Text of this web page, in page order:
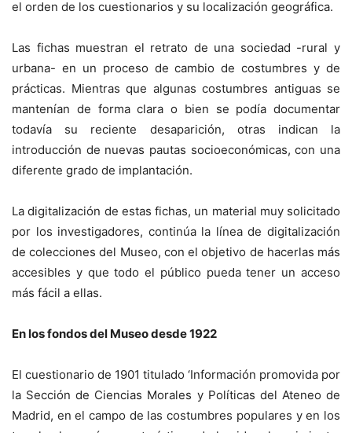
el orden de los cuestionarios y su localización geográfica.
Las fichas muestran el retrato de una sociedad -rural y
urbana- en un proceso de cambio de costumbres y de
prácticas. Mientras que algunas costumbres antiguas se
mantenían de forma clara o bien se podía documentar
todavía su reciente desaparición, otras indican la
introducción de nuevas pautas socioeconómicas, con una
diferente grado de implantación.
La digitalización de estas fichas, un material muy solicitado
por los investigadores, continúa la línea de digitalización
de colecciones del Museo, con el objetivo de hacerlas más
accesibles y que todo el público pueda tener un acceso
más fácil a ellas.
En los fondos del Museo desde 1922
El cuestionario de 1901 titulado ‘Información promovida por
la Sección de Ciencias Morales y Políticas del Ateneo de
Madrid, en el campo de las costumbres populares y en los